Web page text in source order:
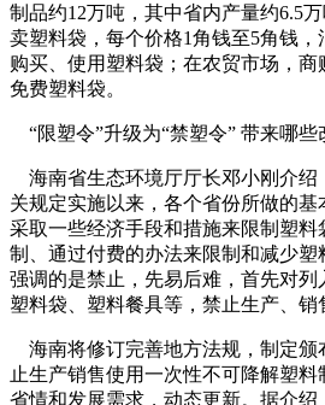
制品约12万吨，其中省内产量约6.5
卖塑料袋，每个价格1角钱至5角钱
购买、使用塑料袋；在农贸市场，
免费塑料袋。
“限塑令”升级为“禁塑令” 带来哪些
海南省生态环境厅厅长邓小刚介绍
关规定实施以来，各个省份所做的基
采取一些经济手段和措施来限制塑
制、通过付费的办法来限制和减少
强调的是禁止，先易后难，首先对
塑料袋、塑料餐具等，禁止生产、销
海南将修订完善地方法规，制定颁
止生产销售使用一次性不可降解塑料
省情和发展需求，动态更新。据介